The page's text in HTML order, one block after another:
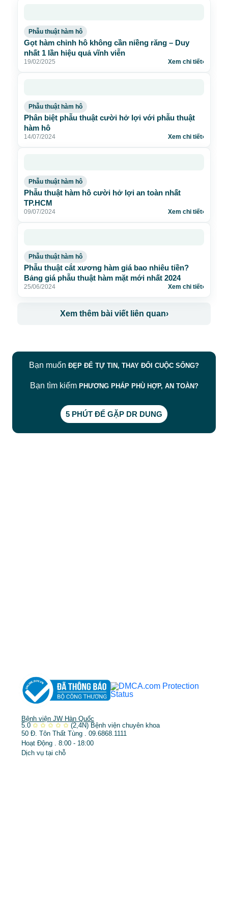
Phẫu thuật hàm hô
Gọt hàm chỉnh hô không cần niềng răng – Duy
nhất 1 lần hiệu quả vĩnh viễn
19/02/2025 Xem chi tiết›
Phẫu thuật hàm hô
Phân biệt phẫu thuật cười hở lợi với phẫu thuật
hàm hô
14/07/2024 Xem chi tiết›
Phẫu thuật hàm hô
Phẫu thuật hàm hô cười hở lợi an toàn nhất
TP.HCM
09/07/2024 Xem chi tiết›
Phẫu thuật hàm hô
Phẫu thuật cắt xương hàm giá bao nhiêu tiền?
Bảng giá phẫu thuật hàm mặt mới nhất 2024
25/06/2024 Xem chi tiết›
Xem thêm bài viết liên quan›
Bạn muốn ĐẸP ĐỂ TỰ TIN, THAY ĐỔI CUỘC SỐNG?
Bạn tìm kiếm PHƯƠNG PHÁP PHÙ HỢP, AN TOÀN?
5 PHÚT ĐỂ GẶP DR DUNG
Bệnh viện JW Hàn Quốc
5.0 ✩ ✩ ✩ ✩ ✩ (2,4N) Bệnh viện chuyên khoa
50 Đ. Tôn Thất Tùng . 09.6868.1111
Hoạt Động . 8:00 - 18:00
Dịch vụ tại chỗ